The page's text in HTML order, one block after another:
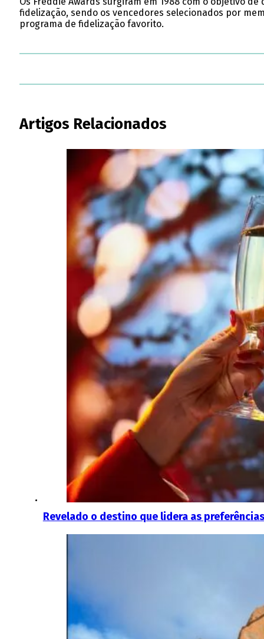
fidelização, sendo os vencedores selecionados por
programa de fidelização favorito.
Artigos Relacionados
Revelado o destino que lidera as